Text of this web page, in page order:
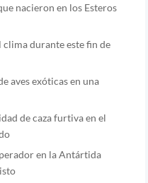
nacieron en los Esteros
clima durante este fin de
aves exóticas en una
de caza furtiva en el
en la Antártida